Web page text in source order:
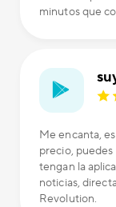
minutos que
Me encanta,
precio,
tengan la
noticias,
Revolution.